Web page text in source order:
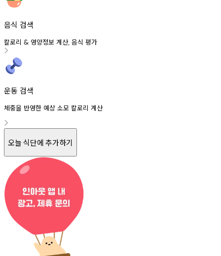
음식 검색
칼로리 & 영양정보 계산, 음식 평가
운동 검색
체중을 반영한 예상 소모 칼로리 계산
오늘 식단에 추가하기